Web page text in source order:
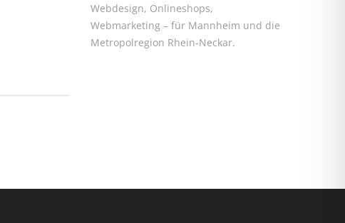
Webdesign, Onlineshops,
Webmarketing – für Mannheim und die
Metropolregion Rhein-Neckar.